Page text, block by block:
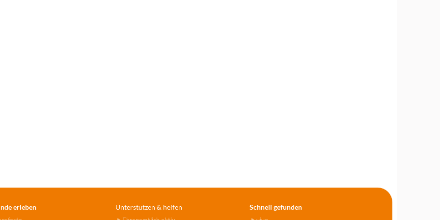
erleben Unterstützen & helfen Schnell gefunden